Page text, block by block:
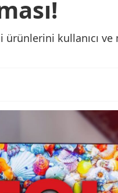
kullanıcı ve